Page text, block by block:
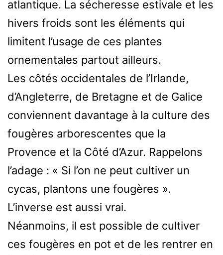
atlantique. La sécheresse estivale et les
hivers froids sont les éléments qui
limitent l’usage de ces plantes
ornementales partout ailleurs.
Les côtés occidentales de l’Irlande,
d’Angleterre, de Bretagne et de Galice
conviennent davantage à la culture des
fougères arborescentes que la
Provence et la Côté d’Azur. Rappelons
l’adage : « Si l’on ne peut cultiver un
cycas, plantons une fougères ».
L’inverse est aussi vrai.
Néanmoins, il est possible de cultiver
ces fougères en pot et de les rentrer en